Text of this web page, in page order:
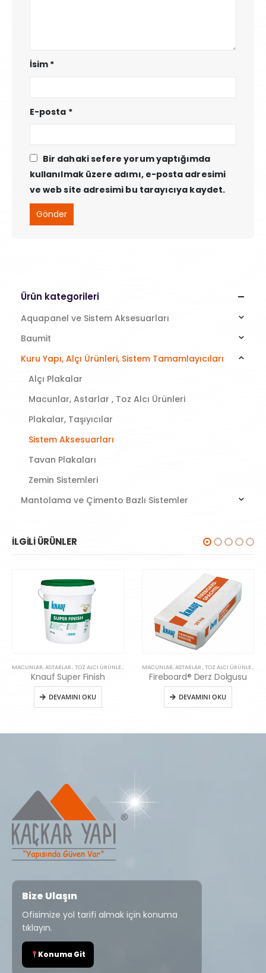
İsim *
E-posta *
Bir dahaki sefere yorum yaptığımda
kullanılmak üzere adımı, e-posta adresimi
ve web site adresimi bu tarayıcıya kaydet.
Ürün kategorileri
Aquapanel ve Sistem Aksesuarları
Baumit
Kuru Yapı, Alçı Ürünleri, Sistem Tamamlayıcıları
Alçı Plakalar
Macunlar, Astarlar , Toz Alcı Ürünleri
Plakalar, Taşıyıcılar
Sistem Aksesuarları
Tavan Plakaları
Zemin Sistemleri
Mantolama ve Çimento Bazlı Sistemler
İLGILI ÜRÜNLER
ZEMIN SISTEMLERI
MACUNLAR, ASTARLAR , TOZ ALCI ÜRÜNLERI
Knauf Super Finish
DEVAMINI OKU
MACUNLAR, ASTARLAR , TOZ ALCI ÜRÜNLERI
Fireboard® Derz Dolgusu
DEVAMINI OKU
Bize Ulaşın
Ofisimize yol tarifi almak için konuma
tıklayın.
Konuma Git